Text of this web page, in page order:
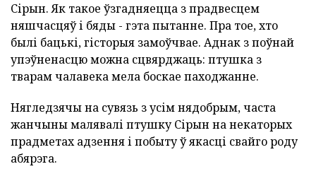
Сірын. Як такое ўзгадняецца з прадвесцем
няшчасцяў і бяды - гэта пытанне. Пра тое, хто
былі бацькі, гісторыя замоўчвае. Аднак з поўнай
упэўненасцю можна сцвярджаць: птушка з
тварам чалавека мела боскае паходжанне.
Нягледзячы на сувязь з усім нядобрым, часта
жанчыны малявалі птушку Сірын на некаторых
прадметах адзення і побыту ў якасці свайго роду
абярэга.